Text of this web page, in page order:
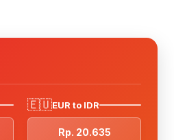
🇪🇺EUR to IDR
Rp. 20.635